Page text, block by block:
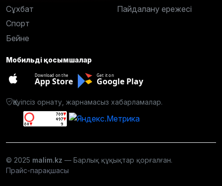
Сұхбат
Спорт
Бейне
Пайдалану ережесі
Мобильді қосымшалар
Download on the
App Store
Get it on
Google Play
Қауіпсіз орнату, жарнамасыз хабарламалар.
© 2025 malim.kz — Барлық құқықтар қорғалған.
Прайс-парақшасы